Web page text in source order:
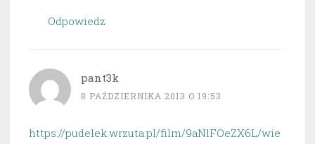
Odpowiedz
pant3k
8 PAŹDZIERNIKA 2013 O 19:53
https://pudelek.wrzuta.pl/film/9aNlFOeZX6L/wie